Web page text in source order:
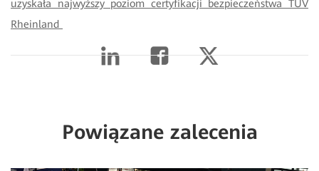
uzyskała najwyższy poziom certyfikacji bezpieczeństwa TÜV
Rheinland
Powiązane zalecenia